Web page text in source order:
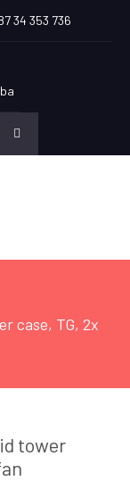
34 353 736
case, TG, 2x
tower